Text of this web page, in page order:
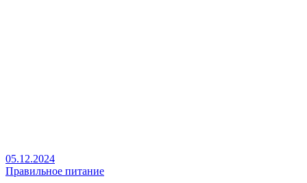
05.12.2024
Правильное питание